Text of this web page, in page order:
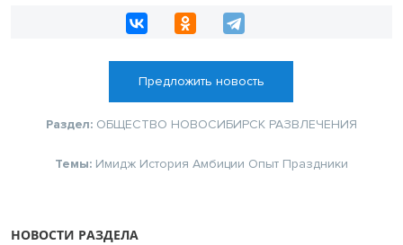
Предложить новость
Раздел: ОБЩЕСТВО НОВОСИБИРСК РАЗВЛЕЧЕНИЯ
Темы: Имидж История Амбиции Опыт Праздники
НОВОСТИ РАЗДЕЛА